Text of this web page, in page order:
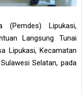
(Pemdes) Lipukasi,
Langsung Tunai
Lipukasi, Kecamatan
Selatan, pada